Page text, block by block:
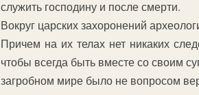
служить господину и после смерти.
Вокруг царских захоронений
Причем на их телах нет никаких
чтобы всегда быть вместе со своим
загробном мире было не вопросом